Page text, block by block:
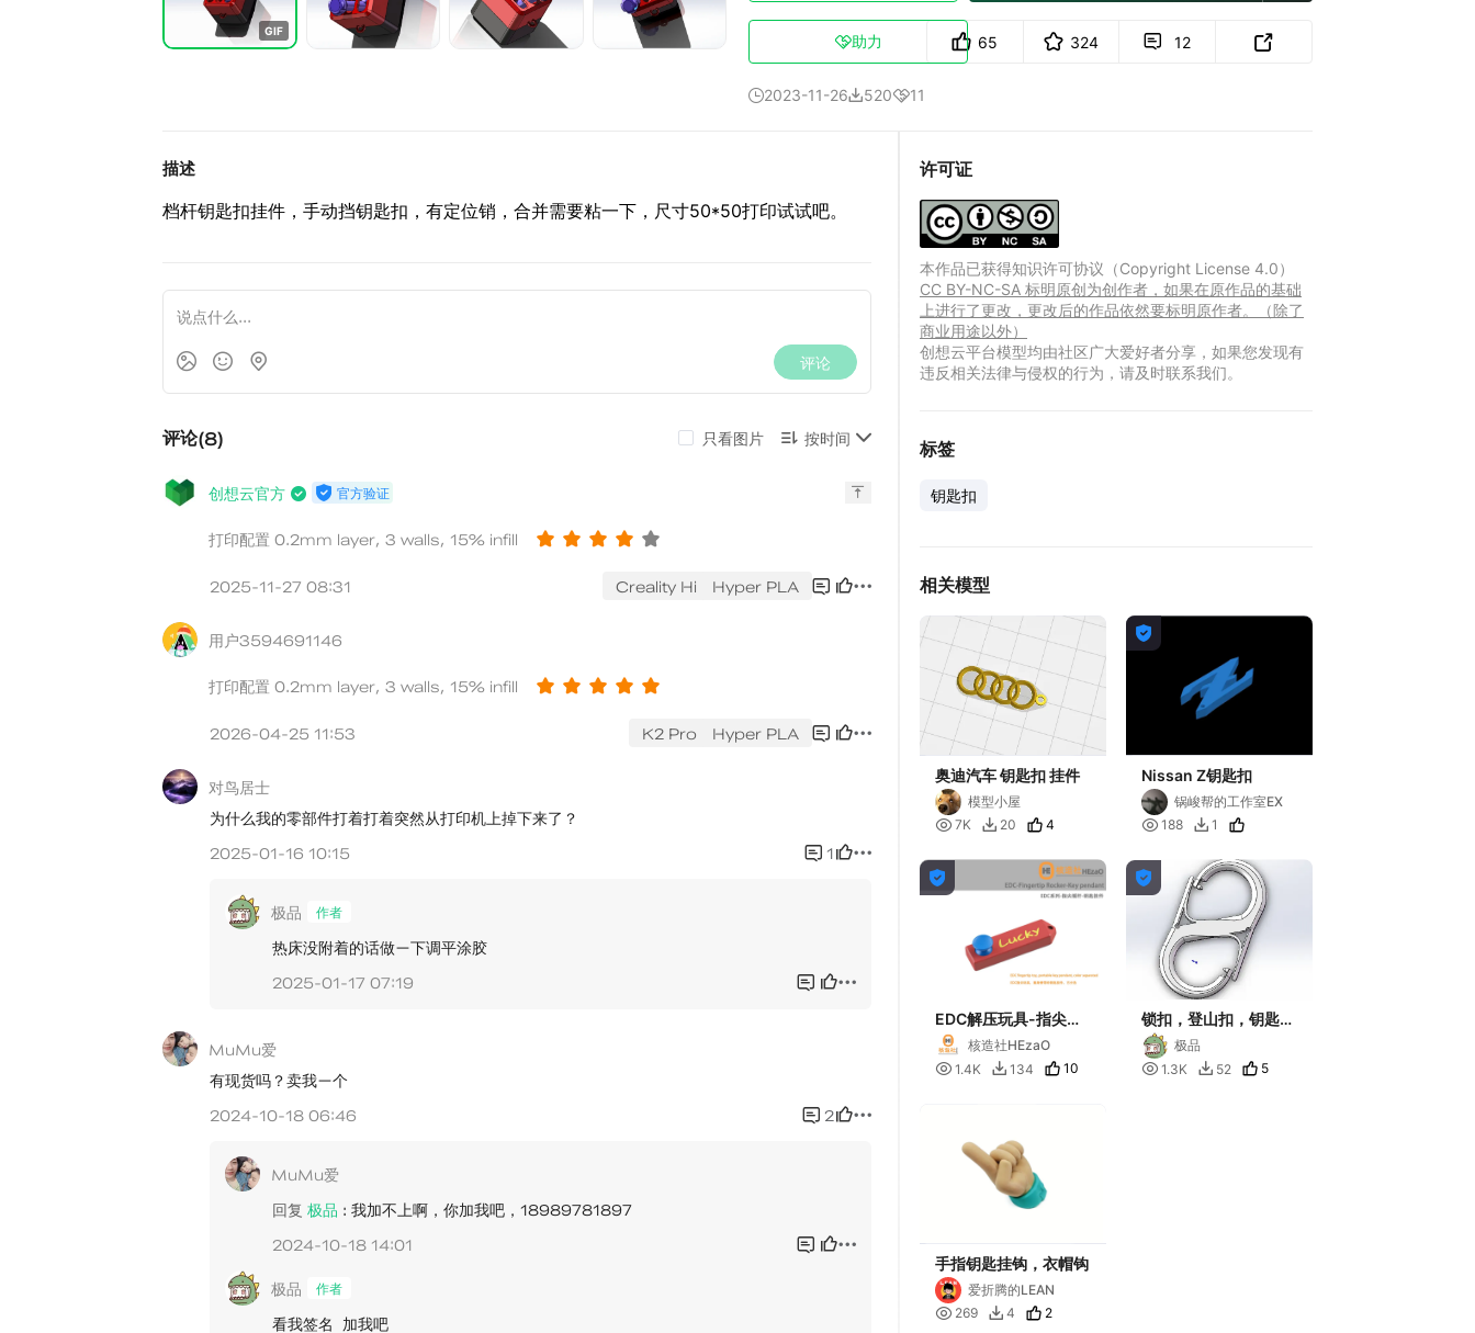
GIF
助力 65 324  12 
2023-11-2652011
描述
档杆钥匙扣挂件，手动挡钥匙扣，有定位销，合并需要粘一下，尺寸50*50打印试试吧。
许可证
本作品已获得知识许可协议（Copyright License 4.0）
CC BY-NC-SA 标明原创为创作者，如果在原作品的基础
上进行了更改，更改后的作品依然要标明原作者。（除了
商业用途以外）
创想云平台模型均由社区广大爱好者分享，如果您发现有
违反相关法律与侵权的行为，请及时联系我们。
标签
钥匙扣
相关模型
奥迪汽车 钥匙扣 挂件
模型小屋
 7K  20 4

Nissan Z钥匙扣
锅峻帮的工作室EX
 188  1

EDC解压玩具-指尖摇
杆钥匙挂件
核造社HEzaO
 1.4K  134 10

锁扣，登山扣，钥匙
扣，安全扣，塑料卡扣
极品
 1.3K  52 5
手指钥匙挂钩，衣帽钩
爱折腾的LEAN
 269  4 2